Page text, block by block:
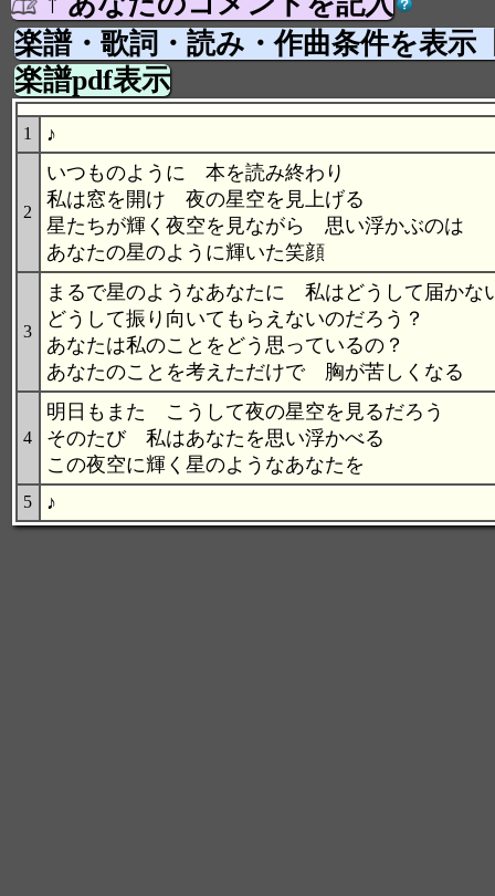
楽譜・歌詞・読み・作曲条件を表示
楽譜pdf表示
1 ♪
2
いつものように 本を読み終わり
私は窓を開け 夜の星空を見上げる
星たちが輝く夜空を見ながら 思い浮かぶのは
あなたの星のように輝いた笑顔
3
まるで星のようなあなたに 私はどうして届かな
どうして振り向いてもらえないのだろう？
あなたは私のことをどう思っているの？
あなたのことを考えただけで 胸が苦しくなる
4
明日もまた こうして夜の星空を見るだろう
そのたび 私はあなたを思い浮かべる
この夜空に輝く星のようなあなたを
5 ♪